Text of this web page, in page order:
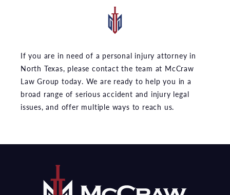
If you are in need of a personal injury attorney in
North Texas, please contact the team at McCraw
Law Group today. We are ready to help you in a
broad range of serious accident and injury legal
issues, and offer multiple ways to reach us.